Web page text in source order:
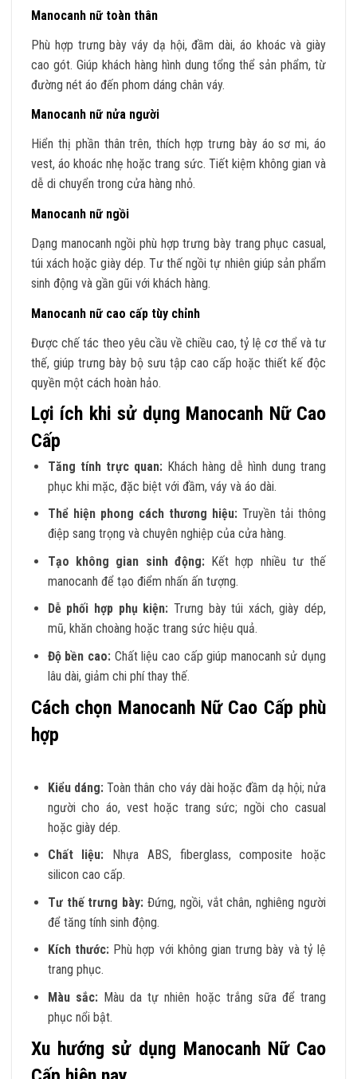
Manocanh nữ toàn thân
Phù hợp trưng bày váy dạ hội, đầm dài, áo khoác và giày
cao gót. Giúp khách hàng hình dung tổng thể sản phẩm, từ
đường nét áo đến phom dáng chân váy.
Manocanh nữ nửa người
Hiển thị phần thân trên, thích hợp trưng bày áo sơ mi, áo
vest, áo khoác nhẹ hoặc trang sức. Tiết kiệm không gian và
dễ di chuyển trong cửa hàng nhỏ.
Manocanh nữ ngồi
Dạng manocanh ngồi phù hợp trưng bày trang phục casual,
túi xách hoặc giày dép. Tư thế ngồi tự nhiên giúp sản phẩm
sinh động và gần gũi với khách hàng.
Manocanh nữ cao cấp tùy chỉnh
Được chế tác theo yêu cầu về chiều cao, tỷ lệ cơ thể và tư
thế, giúp trưng bày bộ sưu tập cao cấp hoặc thiết kế độc
quyền một cách hoàn hảo.
Lợi ích khi sử dụng Manocanh Nữ Cao
Cấp
Tăng tính trực quan:Khách hàng dễ hình dung trang
phục khi mặc, đặc biệt với đầm, váy và áo dài.
Thể hiện phong cách thương hiệu:Truyền tải thông
điệp sang trọng và chuyên nghiệp của cửa hàng.
Tạo không gian sinh động:Kết hợp nhiều tư thế
manocanh để tạo điểm nhấn ấn tượng.
Dễ phối hợp phụ kiện: Trưng bày túi xách, giày dép,
mũ, khăn choàng hoặc trang sức hiệu quả.
Độ bền cao: Chất liệu cao cấp giúp manocanh sử dụng
lâu dài, giảm chi phí thay thế.
Cách chọn Manocanh Nữ Cao Cấp phù
hợp
Kiểu dáng: Toàn thân cho váy dài hoặc đầm dạ hội; nửa
người cho áo, vest hoặc trang sức; ngồi cho casual
hoặc giày dép.
Chất liệu: Nhựa ABS, fiberglass, composite hoặc
silicon cao cấp.
Tư thế trưng bày: Đứng, ngồi, vắt chân, nghiêng người
để tăng tính sinh động.
Kích thước: Phù hợp với không gian trưng bày và tỷ lệ
trang phục.
Màu sắc:Màu da tự nhiên hoặc trắng sữa để trang
phục nổi bật.
Xu hướng sử dụng Manocanh Nữ Cao